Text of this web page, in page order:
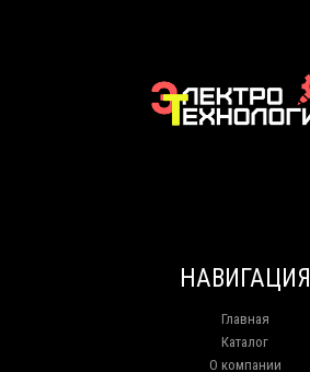
НАВИГАЦИЯ
Главная
Каталог
О компании